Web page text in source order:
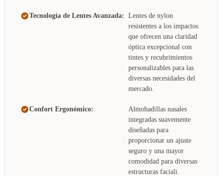
Tecnología de Lentes Avanzada: Lentes de nylon
resistentes a los impactos
que ofrecen una claridad
óptica excepcional con
tintes y recubrimientos
personalizables para las
diversas necesidades del
mercado.
Confort Ergonómico:
Almohadillas nasales
integradas suavemente
diseñadas para
proporcionar un ajuste
seguro y una mayor
comodidad para diversas
estructuras faciali.